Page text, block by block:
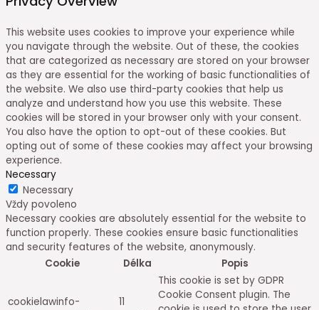
This website uses cookies to improve your experience while
you navigate through the website. Out of these, the cookies
that are categorized as necessary are stored on your browser
as they are essential for the working of basic functionalities of
the website. We also use third-party cookies that help us
analyze and understand how you use this website. These
cookies will be stored in your browser only with your consent.
You also have the option to opt-out of these cookies. But
opting out of some of these cookies may affect your browsing
experience.
Necessary
Necessary
Vždy povoleno
Necessary cookies are absolutely essential for the website to
function properly. These cookies ensure basic functionalities
and security features of the website, anonymously.
Cookie
Délka Popis
cookielawinfo-
11
This cookie is set by GDPR
Cookie Consent plugin. The